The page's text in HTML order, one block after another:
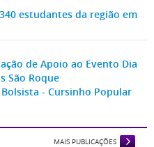
estudantes da região em
de Apoio ao Evento Dia
São Roque
- Cursinho Popular
MAIS PUBLICAÇÕES